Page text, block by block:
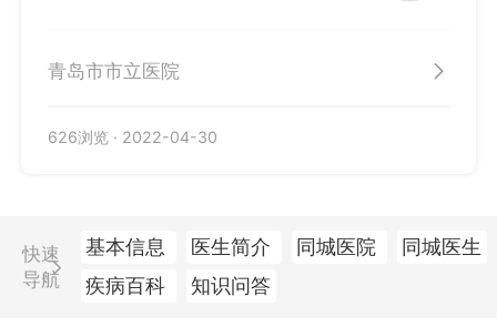
青岛市市立医院
626浏览 · 2022-04-30
快速
导航
基本信息 医生简介 同城医院
同城医生
疾病百科
知识问答